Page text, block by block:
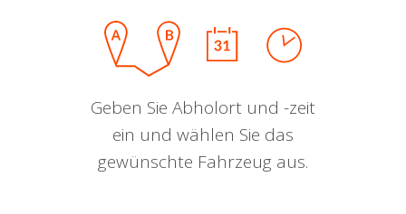
Geben Sie Abholort und -zeit
ein und wählen Sie das
gewünschte Fahrzeug aus.